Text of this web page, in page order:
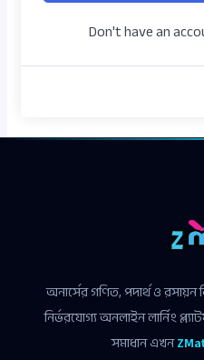
Don't have an
অনার্সের গণিত, পদার্থ ও রসায়ন
নির্ভরযোগ্য অনলাইন লার্নিং
সমাধান এখন